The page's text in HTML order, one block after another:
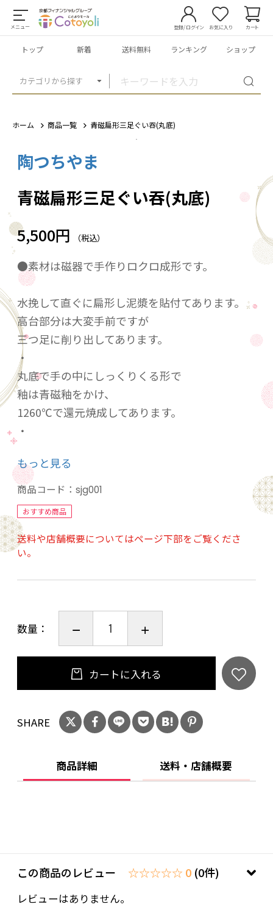
メニュー
カテゴリから探す
登録/ログイン お気に入り カート
トップ 新着 送料無料 ランキング ショップ
ホーム 商品一覧 青磁扁形三足ぐい吞(丸底)
陶つちやま
青磁扁形三足ぐい吞(丸底)
5,500円 （税込）
●素材は磁器で手作りロクロ成形です。
水挽して直ぐに扁形し泥漿を貼付てあります。
高台部分は大変手前ですが
三つ足に削り出してあります。
・
丸底で手の中にしっくりくる形で
釉は青磁釉をかけ、
1260℃で還元焼成してあります。
・
す。
・
シンプルで手に馴染む青磁ぐい吞。
作者の手作りにより、気品高く風合いのある
個性的な扁形三つ足の表情を持っています。
・
美味しいお酒、
この「手に持った時の感覚」も
味わってみて下さい。
口径65㎜×高さ48㎜
重量75g程 容量75㏄(八分目)
もっと見る
商品コード： sjg001
おすすめ商品
送料や店舗概要についてはページ下部をご覧くださ
い。
数量：
カートに入れる
SHARE
商品詳細 送料・店舗概要
この商品のレビュー ☆☆☆☆☆ 0 (0件)
レビューはありません。